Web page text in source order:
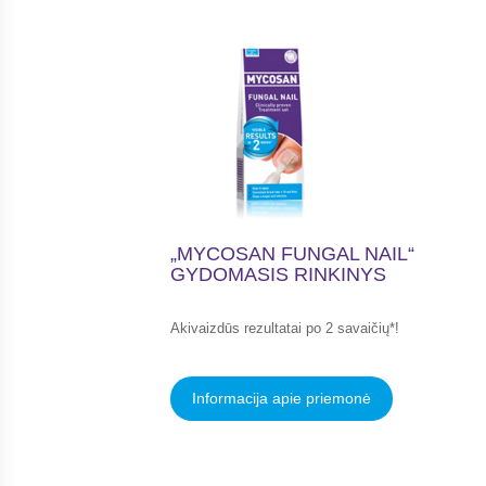
„MYCOSAN FUNGAL NAIL“
GYDOMASIS RINKINYS
Akivaizdūs rezultatai po 2 savaičių*!
Informacija apie priemonė